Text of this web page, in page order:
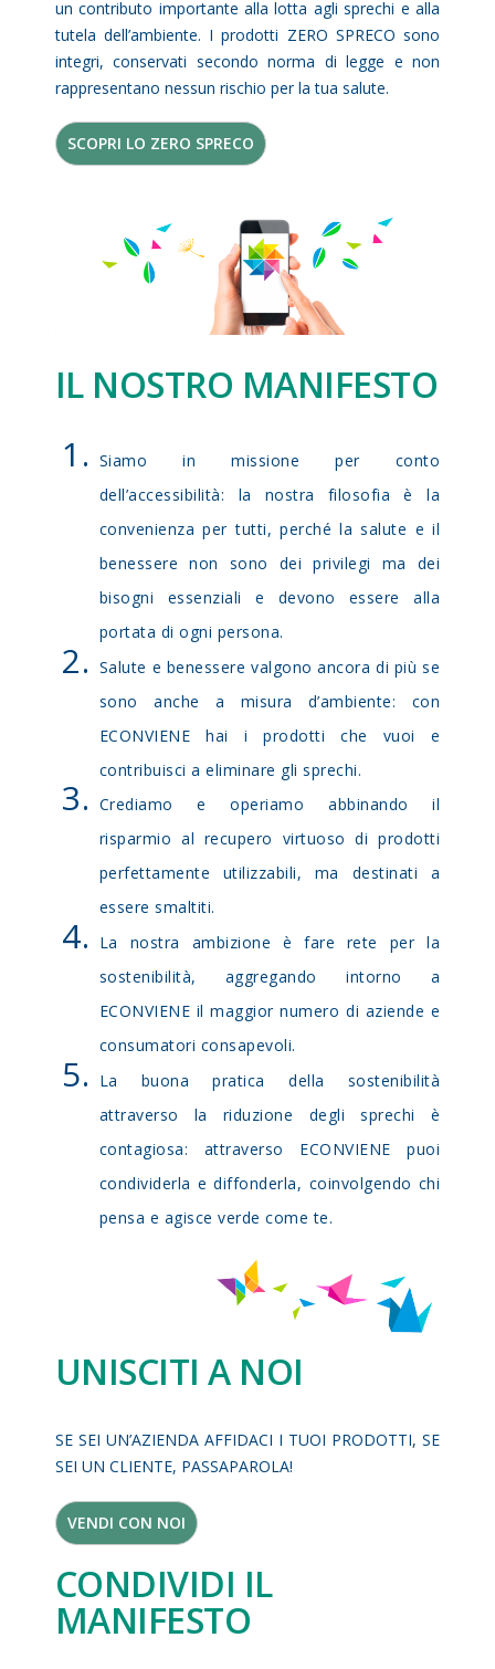
un contributo importante alla lotta agli sprechi e alla
tutela dell’ambiente. I prodotti ZERO SPRECO sono
integri, conservati secondo norma di legge e non
rappresentano nessun rischio per la tua salute.
SCOPRI LO ZERO SPRECO
IL NOSTRO MANIFESTO
Siamo in missione per conto
dell’accessibilità: la nostra filosofia è la
convenienza per tutti, perché la salute e il
benessere non sono dei privilegi ma dei
bisogni essenziali e devono essere alla
portata di ogni persona.
Salute e benessere valgono ancora di più se
sono anche a misura d’ambiente: con
ECONVIENE hai i prodotti che vuoi e
contribuisci a eliminare gli sprechi.
Crediamo e operiamo abbinando il
risparmio al recupero virtuoso di prodotti
perfettamente utilizzabili, ma destinati a
essere smaltiti.
La nostra ambizione è fare rete per la
sostenibilità, aggregando intorno a
ECONVIENE il maggior numero di aziende e
consumatori consapevoli.
La buona pratica della sostenibilità
attraverso la riduzione degli sprechi è
contagiosa: attraverso ECONVIENE puoi
condividerla e diffonderla, coinvolgendo chi
pensa e agisce verde come te.
UNISCITI A NOI
SE SEI UN’AZIENDA AFFIDACI I TUOI PRODOTTI, SE
SEI UN CLIENTE, PASSAPAROLA!
VENDI CON NOI
CONDIVIDI IL
MANIFESTO